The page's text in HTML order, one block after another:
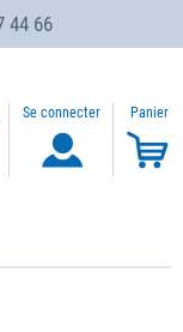
44 66
Se connecter Panier